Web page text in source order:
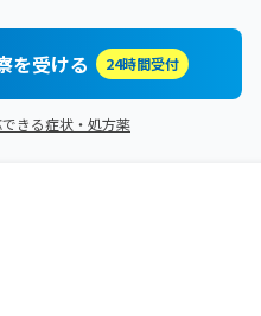
を受ける 24時間受付
きる症状・処方薬